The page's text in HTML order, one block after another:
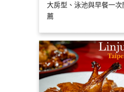
大房型、泳池與早餐一
薦